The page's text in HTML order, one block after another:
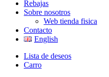
Rebajas
Sobre nosotros
Web tienda fisica
Contacto
English
Lista de deseos
Carro